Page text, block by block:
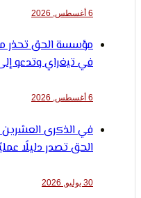
مؤسسة الحق تحذر من تجدد
في تيغراي وتدعو إلى تحرك
في الذكرى العشرين
الحق تصدر دليلًا عمليًا